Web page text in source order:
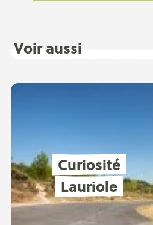
Voir aussi
Curiosité
Lauriole